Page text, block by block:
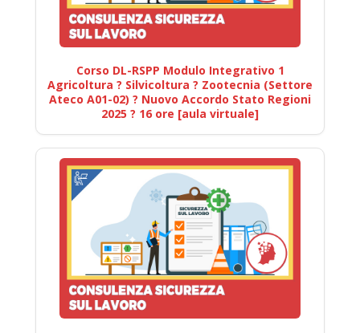
Corso DL-RSPP Modulo Integrativo 1
Agricoltura ? Silvicoltura ? Zootecnia (Settore
Ateco A01-02) ? Nuovo Accordo Stato Regioni
2025 ? 16 ore [aula virtuale]